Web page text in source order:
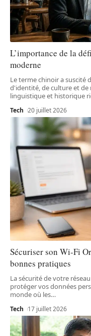
L’importance de la
moderne
Le terme chinoir a suscité
d'identité, de culture et
linguistique et historique
Tech 20 juillet 2026
Sécuriser son Wi-Fi
bonnes pratiques
La sécurité de votre
protéger vos données
monde où les…
Tech 17 juillet 2026